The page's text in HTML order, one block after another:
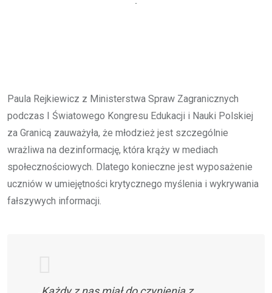
Paula Rejkiewicz z Ministerstwa Spraw Zagranicznych
podczas I Światowego Kongresu Edukacji i Nauki Polskiej
za Granicą zauważyła, że młodzież jest szczególnie
wrażliwa na dezinformację, która krąży w mediach
społecznościowych. Dlatego konieczne jest wyposażenie
uczniów w umiejętności krytycznego myślenia i wykrywania
fałszywych informacji.